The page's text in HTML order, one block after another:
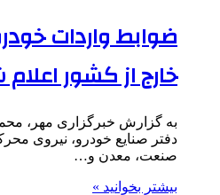
ضوابط واردات
خارج از کشور
به گزارش خبرگزاری مهر،
دفتر صنایع خودرو، نیروی
صنعت، معدن و…
بیشتر بخوانید »